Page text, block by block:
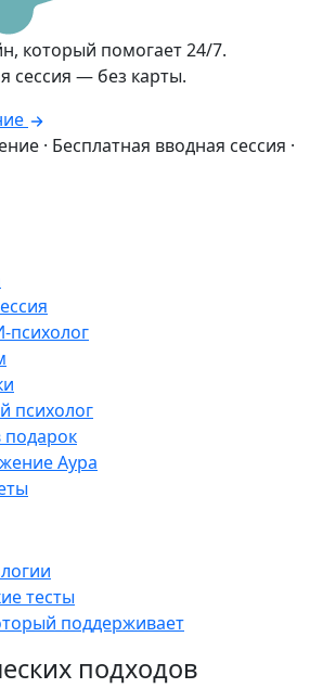
который помогает 24/7.
сессия — без карты.
· Бесплатная вводная сессия ·
психолог
психолог
подарок
Аура
тесты
поддерживает
подходов